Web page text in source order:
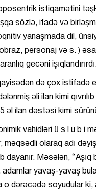
istiqamətini
sözlə, ifadə və
yanaşmada dil,
personaj və s. )
gecəni
də çox istifadə
əli ilan kimi
əl ilan dəstəsi kimi
vahidləri ü s l u b i
məqsədli olaraq adı
dayanır. Məsələn, “Aşıq
adamlar yavaş-yavaş
dərəcədə soyudular ki,